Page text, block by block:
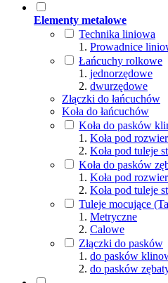
Elementy metalowe
Technika liniowa
Prowadnice
Łańcuchy rolkowe
jednorzędowe
dwurzędowe
Złączki do łańcuchów
Koła do łańcuchów
Koła do pasków
Koła pod
Koła pod tuleje
Koła do pasków
Koła pod
Koła pod tuleje
Tuleje mocujące
Metryczne
Calowe
Złączki do pasków
do pasków
do pasków